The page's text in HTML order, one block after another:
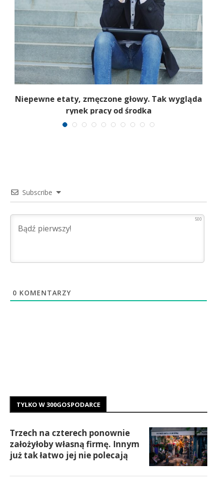
Niepewne etaty, zmęczone głowy. Tak wygląda
rynek pracy od środka
Subscribe
500
0 KOMENTARZY
TYLKO W 300GOSPODARCE
Trzech na czterech ponownie
założyłoby własną firmę. Innym
już tak łatwo jej nie polecają